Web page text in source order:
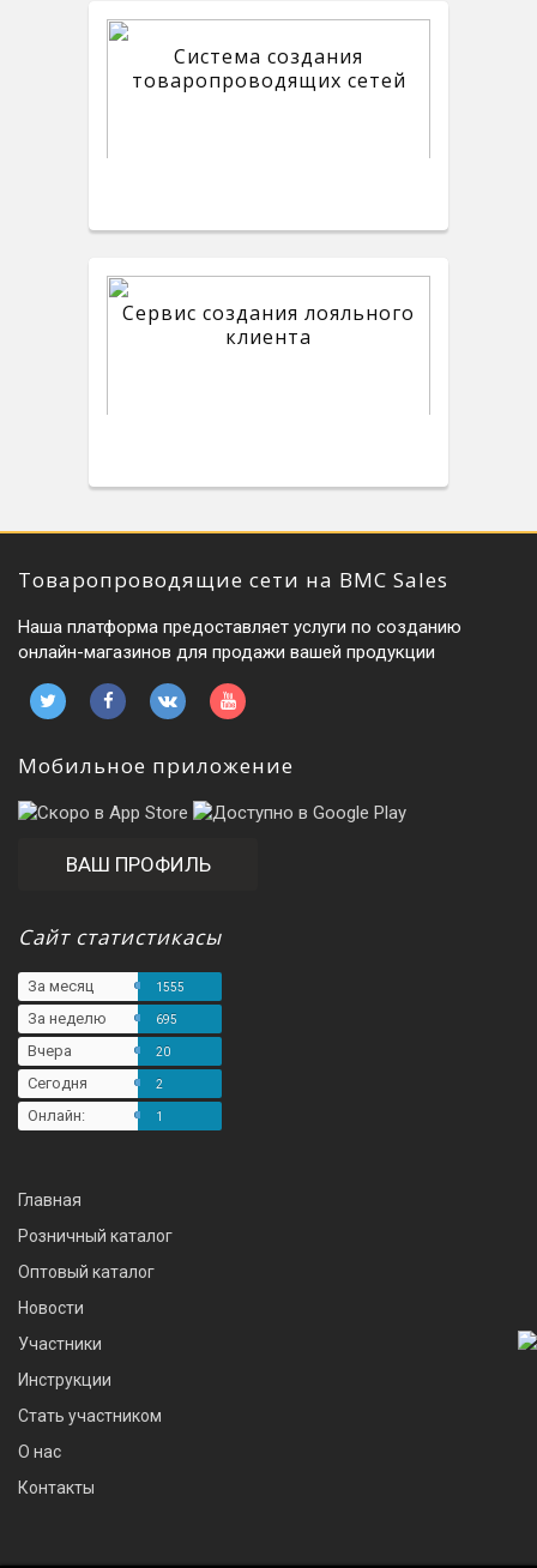
Система создания
товаропроводящих сетей
Сервис создания лояльного
клиента
Товаропроводящие сети на BMC Sales
Наша платформа предоставляет услуги по созданию
онлайн-магазинов для продажи вашей продукции
Мобильное приложение
ВАШ ПРОФИЛЬ
Сайт статистикасы
За месяц 1555
За неделю 695
Вчера 20
Сегодня 2
Онлайн: 1
Главная
Розничный каталог
Оптовый каталог
Новости
Участники
Инструкции
Стать участником
О нас
Контакты